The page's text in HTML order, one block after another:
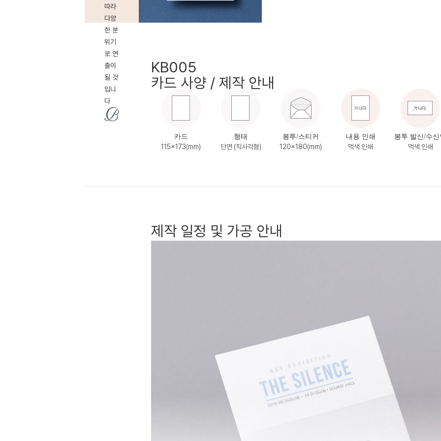
따라
다양
한 분
위기
로 연
출이
될 것
입니
다
KB005
카드 사양 / 제작 안내
카드
115x173(mm)
형태
단면 (직사각형)
봉투/스티커
120x180(mm)
내용 인쇄
먹색 인쇄
봉투 발신/수신
먹색 인쇄
제작 일정 및 가공 안내